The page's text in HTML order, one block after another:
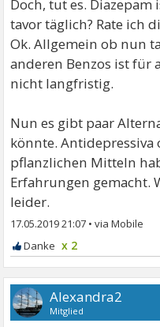
Doch, tut es.
tavor täglich? Rate ich
Ok. Allgemein ob nun
anderen Benzos ist für
nicht langfristig.
Nun es gibt paar
könnte.
pflanzlichen Mitteln
Erfahrungen gemacht.
leider.
17.05.2019 21:07 •
x 2
Alexandra2
Mitglied